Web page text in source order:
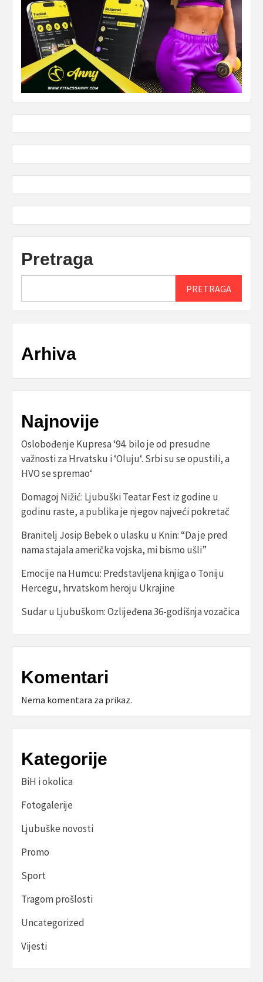
Pretraga
PRETRAGA
Arhiva
Najnovije
Oslobođenje Kupresa ‘94. bilo je od presudne
važnosti za Hrvatsku i ‘Oluju‘. Srbi su se opustili, a
HVO se spremao‘
Domagoj Nižić: Ljubuški Teatar Fest iz godine u
godinu raste, a publika je njegov najveći pokretač
Branitelj Josip Bebek o ulasku u Knin: “Da je pred
nama stajala američka vojska, mi bismo ušli”
Emocije na Humcu: Predstavljena knjiga o Toniju
Hercegu, hrvatskom heroju Ukrajine
Sudar u Ljubuškom: Ozlijeđena 36-godišnja vozačica
Komentari
Nema komentara za prikaz.
Kategorije
BiH i okolica
Fotogalerije
Ljubuške novosti
Promo
Sport
Tragom prošlosti
Uncategorized
Vijesti